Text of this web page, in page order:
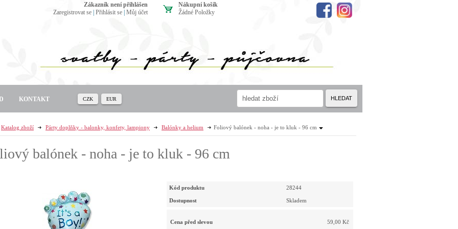
Katalog zboží Párty doplňky - balonky, konfety, lampiony Balónky a helium Foliový balónek - noha - je to kluk - 96 cm
balónek - noha - je to kluk - 96 cm
Kód produktu 28244
Dostupnost Skladem
Cena před slevou 59,00 Kč
Nákupní košík
Žádné Položky
zákazník není přihlášen
Zaregistrovat se Přihlásit se Můj účet
KONTAKT CZK EUR HLEDAT